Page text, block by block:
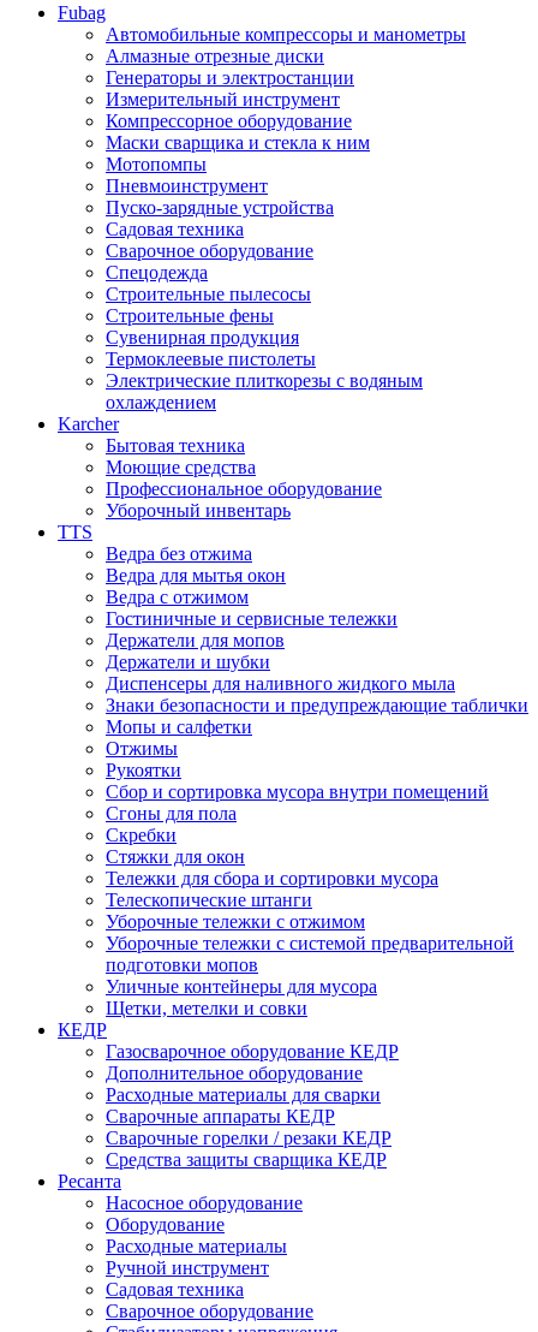
Fubag
Автомобильные компрессоры и манометры
Алмазные отрезные диски
Генераторы и электростанции
Измерительный инструмент
Компрессорное оборудование
Маски сварщика и стекла к ним
Мотопомпы
Пневмоинструмент
Пуско-зарядные устройства
Садовая техника
Сварочное оборудование
Спецодежда
Строительные пылесосы
Строительные фены
Сувенирная продукция
Термоклеевые пистолеты
Электрические плиткорезы с водяным
охлаждением
Karcher
Бытовая техника
Моющие средства
Профессиональное оборудование
Уборочный инвентарь
TTS
Ведра без отжима
Ведра для мытья окон
Ведра с отжимом
Гостиничные и сервисные тележки
Держатели для мопов
Держатели и шубки
Диспенсеры для наливного жидкого мыла
Знаки безопасности и предупреждающие таблички
Мопы и салфетки
Отжимы
Рукоятки
Сбор и сортировка мусора внутри помещений
Сгоны для пола
Скребки
Стяжки для окон
Тележки для сбора и сортировки мусора
Телескопические штанги
Уборочные тележки с отжимом
Уборочные тележки с системой предварительной
подготовки мопов
Уличные контейнеры для мусора
Щетки, метелки и совки
КЕДР
Газосварочное оборудование КЕДР
Дополнительное оборудование
Расходные материалы для сварки
Сварочные аппараты КЕДР
Сварочные горелки / резаки КЕДР
Средства защиты сварщика КЕДР
Ресанта
Насосное оборудование
Оборудование
Расходные материалы
Ручной инструмент
Садовая техника
Сварочное оборудование